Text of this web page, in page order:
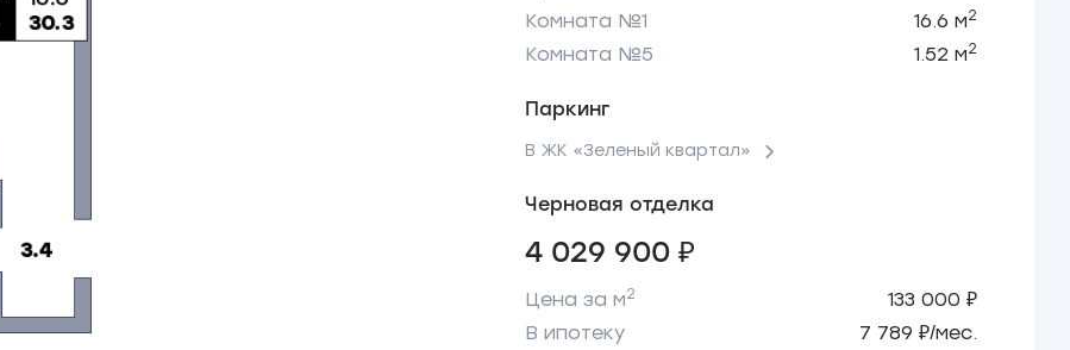
Комната №1 16.6 м2
Комната №5 1.52 м2
Паркинг
В ЖК «Зеленый квартал»
Черновая отделка
4 029 900 ₽
Цена за м2
133 000 ₽
В ипотеку
7 789 ₽/мес.